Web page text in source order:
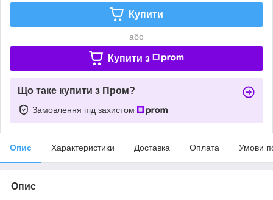
Купити
або
Купити з
Що таке купити з Пром?
Замовлення під захистом
Опис Характеристики Доставка Оплата Умови
Опис